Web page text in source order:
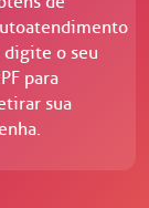
digite o seu
para
sua